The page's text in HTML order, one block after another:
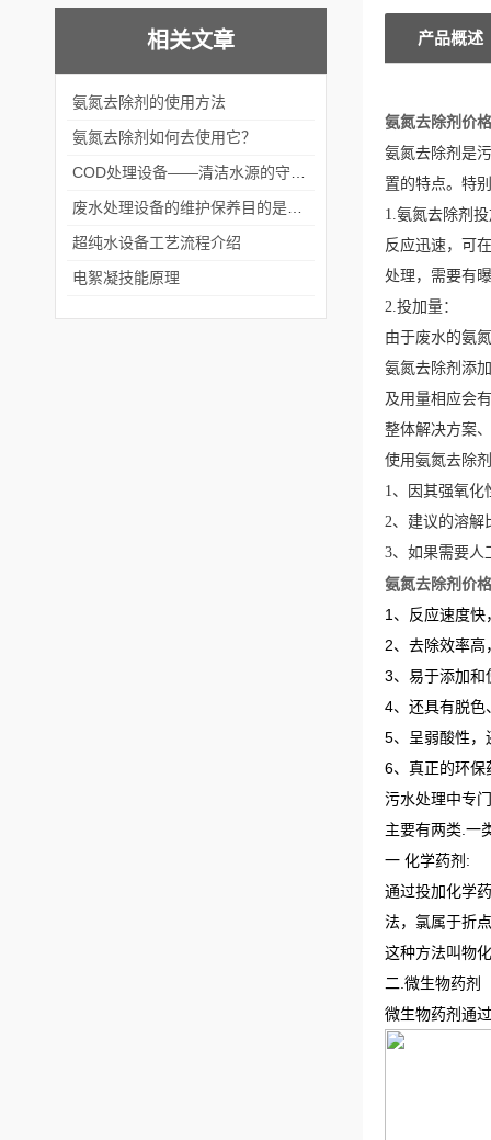
相关文章
氨氮去除剂的使用方法
氨氮去除剂如何去使用它？
超纯水设备工艺流程介绍
电絮凝技能原理
产品概述
氨氮去除剂价格
氨氮去除剂是
置的特点。特
1.氨氮去除剂
反应迅速，可
处理，需要有
2.投加量：
由于废水的氨
氨氮去除剂添
及用量相应会
整体解决方案
使用氨氮去除
1、因其强氧化
2、建议的溶解
3、如果需要人
氨氮去除剂价格
1、反应速度
2、 去除效率高
3、易于添加和
4、还具有脱色
5、呈弱酸性，
6、真正的环保
污水处理中专
主要有两类.一
一 化学药剂:
通过投加化学
法，氯属于折
这种方法叫物
二.微生物药剂
微生物药剂通